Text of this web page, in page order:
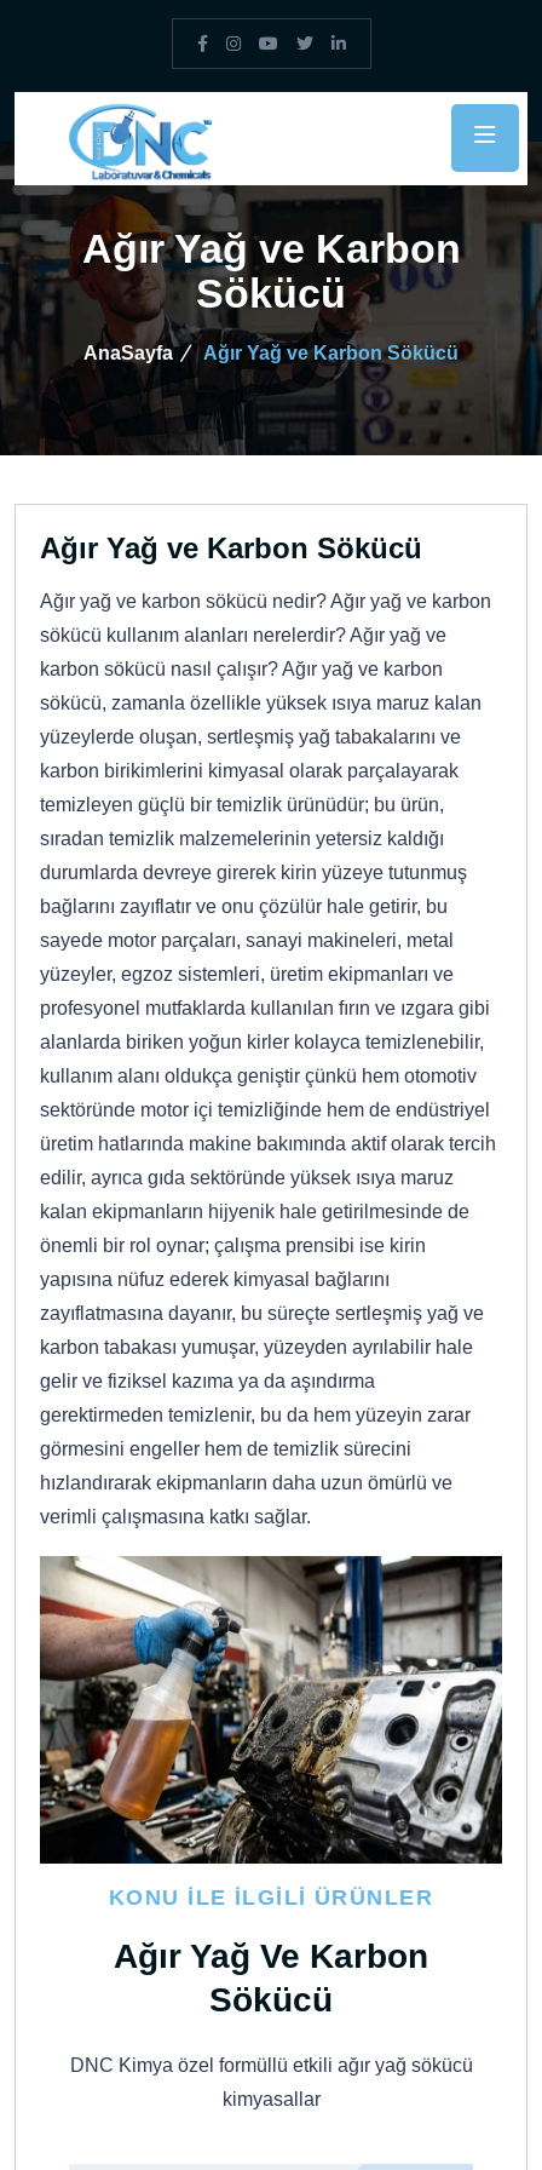
Ağır Yağ ve Karbon
Sökücü
AnaSayfa Ağır Yağ ve Karbon Sökücü
Ağır Yağ ve Karbon Sökücü
Ağır yağ ve karbon sökücü nedir? Ağır yağ ve karbon
sökücü kullanım alanları nerelerdir? Ağır yağ ve
karbon sökücü nasıl çalışır? Ağır yağ ve karbon
sökücü, zamanla özellikle yüksek ısıya maruz kalan
yüzeylerde oluşan, sertleşmiş yağ tabakalarını ve
karbon birikimlerini kimyasal olarak parçalayarak
temizleyen güçlü bir temizlik ürünüdür; bu ürün,
sıradan temizlik malzemelerinin yetersiz kaldığı
durumlarda devreye girerek kirin yüzeye tutunmuş
bağlarını zayıflatır ve onu çözülür hale getirir, bu
sayede motor parçaları, sanayi makineleri, metal
yüzeyler, egzoz sistemleri, üretim ekipmanları ve
profesyonel mutfaklarda kullanılan fırın ve ızgara gibi
alanlarda biriken yoğun kirler kolayca temizlenebilir,
kullanım alanı oldukça geniştir çünkü hem otomotiv
sektöründe motor içi temizliğinde hem de endüstriyel
üretim hatlarında makine bakımında aktif olarak tercih
edilir, ayrıca gıda sektöründe yüksek ısıya maruz
kalan ekipmanların hijyenik hale getirilmesinde de
önemli bir rol oynar; çalışma prensibi ise kirin
yapısına nüfuz ederek kimyasal bağlarını
zayıflatmasına dayanır, bu süreçte sertleşmiş yağ ve
karbon tabakası yumuşar, yüzeyden ayrılabilir hale
gelir ve fiziksel kazıma ya da aşındırma
gerektirmeden temizlenir, bu da hem yüzeyin zarar
görmesini engeller hem de temizlik sürecini
hızlandırarak ekipmanların daha uzun ömürlü ve
verimli çalışmasına katkı sağlar.
KONU İLE İLGILI ÜRÜNLER
Ağır Yağ Ve Karbon
Sökücü
DNC Kimya özel formüllü etkili ağır yağ sökücü
kimyasallar